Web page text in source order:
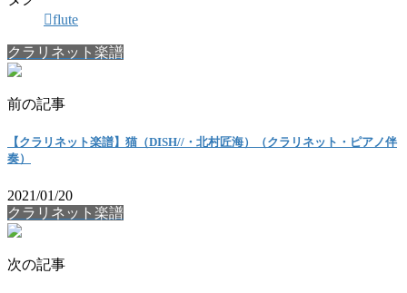
flute
クラリネット楽譜
前の記事
【クラリネット楽譜】猫（DISH//・北村匠海）（クラリネット・ピアノ伴
奏）
2021/01/20
クラリネット楽譜
次の記事